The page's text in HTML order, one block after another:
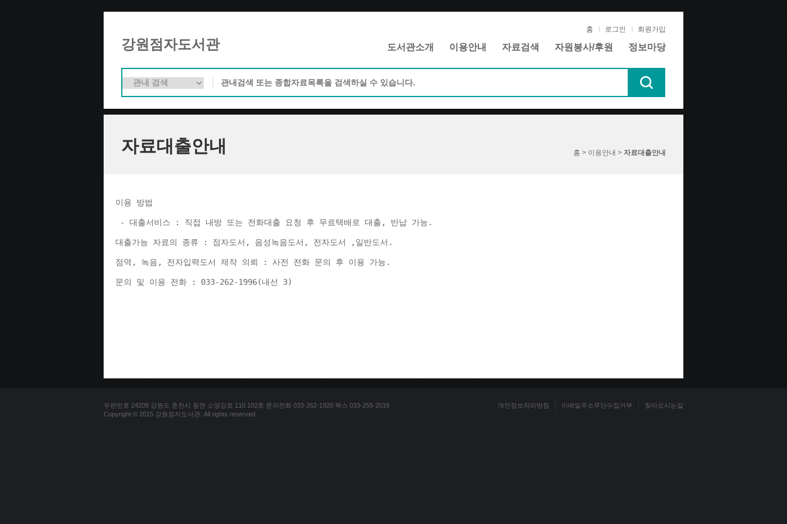
강원점자도서관
홈 로그인 회원가입
도서관소개 이용안내 자료검색 자원봉사/후원 정보마당
자료대출안내 홈 > 이용안내 > 자료대출안내
이용 방법
- 대출서비스 : 직접 내방 또는 전화대출 요청 후 무료택배로 대출, 반납 가능.
대출가능 자료의 종류 : 점자도서, 음성녹음도서, 전자도서 ,일반도서.
점역, 녹음, 전자입력도서 제작 의뢰 : 사전 전화 문의 후 이용 가능.
문의 및 이용 전화 : 033-262-1996(내선 3)
우편번호 24209 강원도 춘천시 동면 소양강로 110 102호 문의전화 033-262-1920 팩스 033-255-2019
Copyright © 2015 강원점자도서관. All rights reserved.
개인정보처리방침 이메일주소무단수집거부 찾아오시는길